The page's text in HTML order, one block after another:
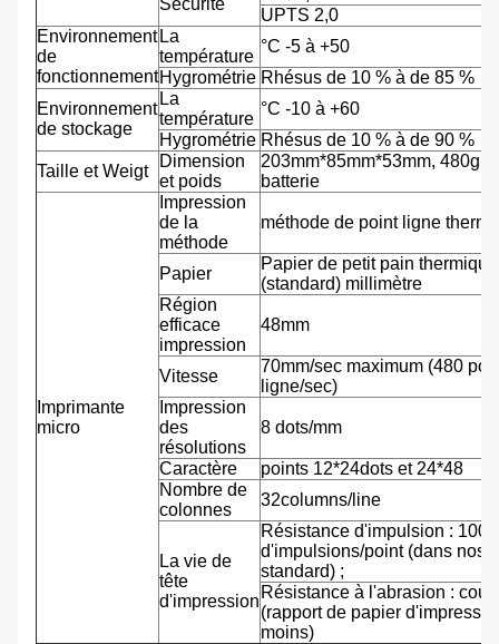
Sécurité
UPTS 2,0
Environnement
de
fonctionnement
La
température
°C -5 à +50
Hygrométrie Rhésus de 10 % à de 85 %
Environnement
de stockage
La
température
°C -10 à +60
Hygrométrie Rhésus de 10 % à de 90 %
Taille et Weigt
Dimension
et poids
203mm*85mm*53mm, 480g
batterie
Imprimante
micro
Impression
de la
méthode
méthode de point ligne
Papier
Papier de petit pain
(standard) millimètre
Région
efficace
impression
48mm
Vitesse
70mm/sec maximum (480
ligne/sec)
Impression
des
résolutions
8 dots/mm
Caractère
points 12*24dots et 24*48
Nombre de
colonnes
32columns/line
La vie de
tête
d'impression
Résistance d'impulsion : 100
d'impulsions/point (dans nos
standard) ;
Résistance à l'abrasion :
(rapport de papier
moins)